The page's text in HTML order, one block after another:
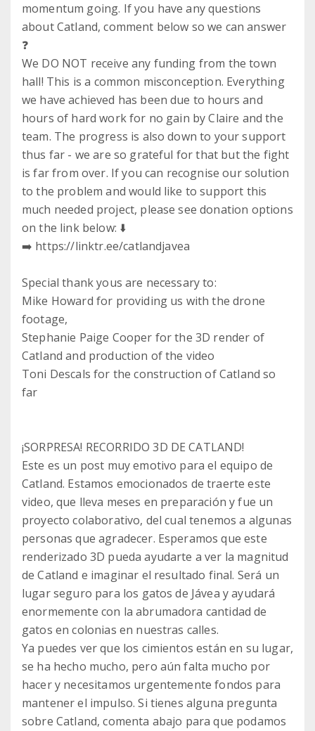
momentum going. If you have any questions
about Catland, comment below so we can answer
❓
We DO NOT receive any funding from the town
hall! This is a common misconception. Everything
we have achieved has been due to hours and
hours of hard work for no gain by Claire and the
team. The progress is also down to your support
thus far - we are so grateful for that but the fight
is far from over. If you can recognise our solution
to the problem and would like to support this
much needed project, please see donation options
on the link below: ⬇️
➡️ https://linktr.ee/catlandjavea
Special thank yous are necessary to:
Mike Howard for providing us with the drone
footage,
Stephanie Paige Cooper for the 3D render of
Catland and production of the video
Toni Descals for the construction of Catland so
far
¡SORPRESA! RECORRIDO 3D DE CATLAND!
Este es un post muy emotivo para el equipo de
Catland. Estamos emocionados de traerte este
video, que lleva meses en preparación y fue un
proyecto colaborativo, del cual tenemos a algunas
personas que agradecer. Esperamos que este
renderizado 3D pueda ayudarte a ver la magnitud
de Catland e imaginar el resultado final. Será un
lugar seguro para los gatos de Jávea y ayudará
enormemente con la abrumadora cantidad de
gatos en colonias en nuestras calles.
Ya puedes ver que los cimientos están en su lugar,
se ha hecho mucho, pero aún falta mucho por
hacer y necesitamos urgentemente fondos para
mantener el impulso. Si tienes alguna pregunta
sobre Catland, comenta abajo para que podamos